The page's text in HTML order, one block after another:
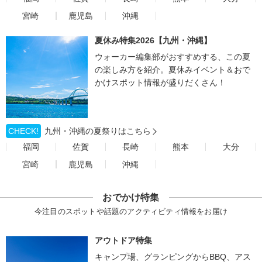
宮崎
鹿児島 沖縄
夏休み特集2026【九州・沖縄】
ウォーカー編集部がおすすめする、この夏
の楽しみ方を紹介。夏休みイベント＆おで
かけスポット情報が盛りだくさん！
CHECK!
九州・沖縄の夏祭りはこちら
福岡
佐賀 長崎 熊本
大分
宮崎
鹿児島 沖縄
おでかけ特集
今注目のスポットや話題のアクティビティ情報をお届け
アウトドア特集
キャンプ場、グランピングからBBQ、アス